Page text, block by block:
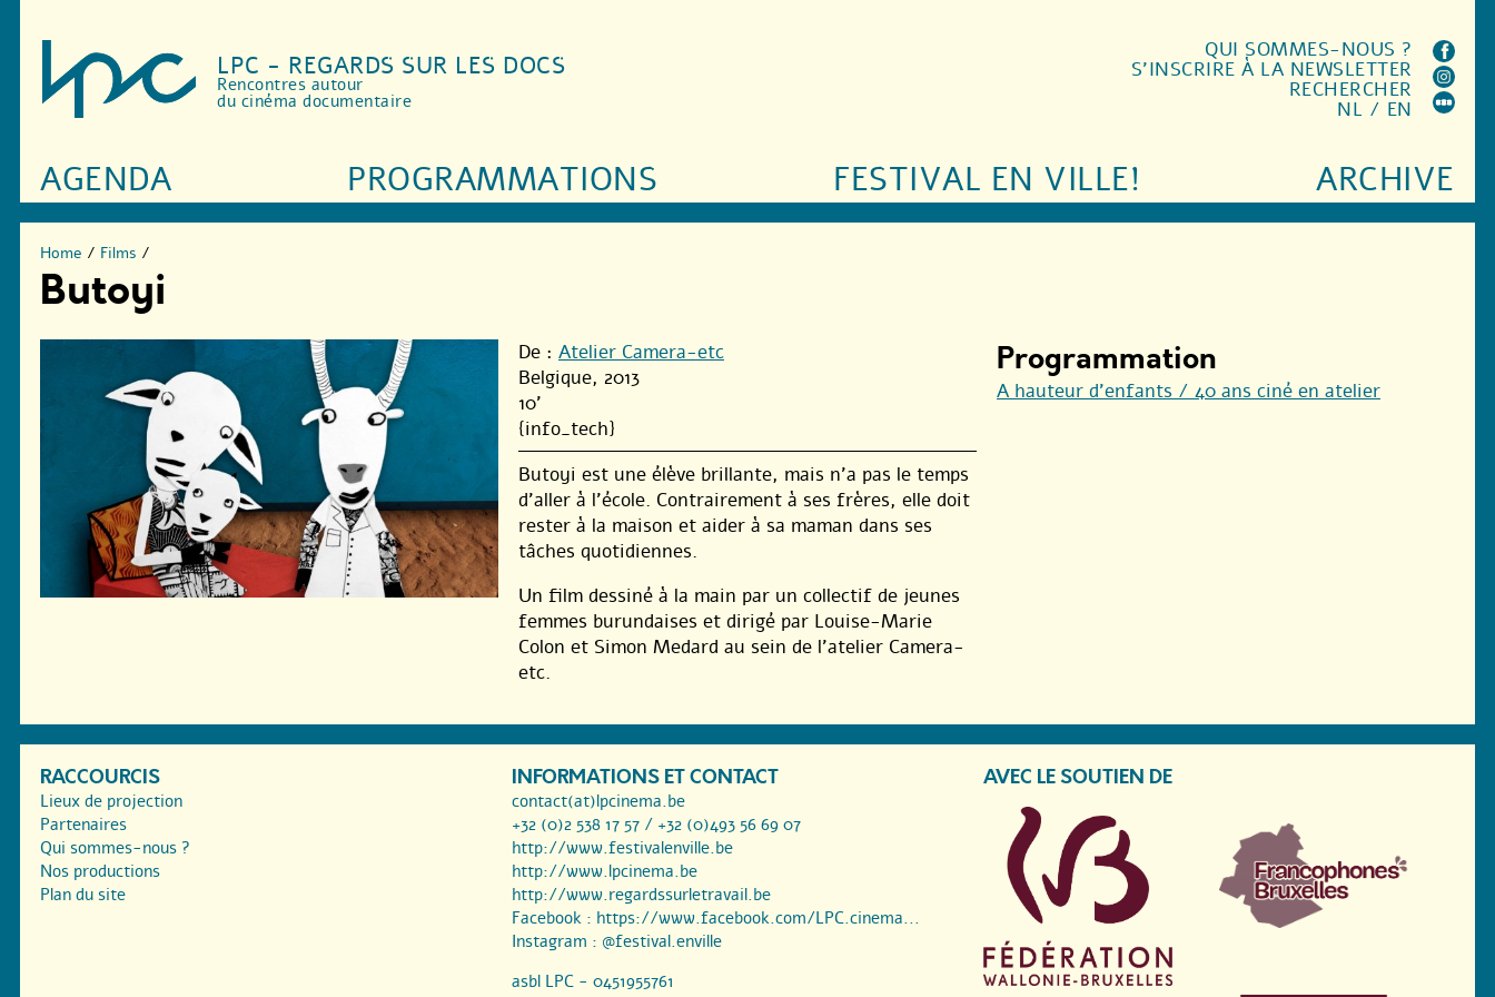
LPC - REGARDS SUR LES DOCS
Rencontres autour
du cinéma documentaire
AGENDA PROGRAMMATIONS FESTIVAL EN VILLE! ARCHIVE
QUI SOMMES-NOUS ?
S'INSCRIRE À LA NEWSLETTER
RECHERCHER
NL / EN
Home / Films /
Butoyi
De : Atelier Camera-etc
Belgique, 2013
10'
{info_tech}
Butoyi est une élève brillante, mais n’a pas le temps
d’aller à l’école. Contrairement à ses frères, elle doit
rester à la maison et aider à sa maman dans ses
tâches quotidiennes.
Un film dessiné à la main par un collectif de jeunes
femmes burundaises et dirigé par Louise-Marie
Colon et Simon Medard au sein de l’atelier Camera-
etc.
Programmation
A hauteur d’enfants / 40 ans ciné en atelier
RACCOURCIS
Lieux de projection
Partenaires
Qui sommes-nous ?
Nos productions
Plan du site
INFORMATIONS ET CONTACT
contact(at)lpcinema.be
+32 (0)2 538 17 57 / +32 (0)493 56 69 07
http://www.festivalenville.be
http://www.lpcinema.be
http://www.regardssurletravail.be
Facebook : https://www.facebook.com/LPC.cinema...
Instagram : @festival.enville
asbl LPC - 0451955761
AVEC LE SOUTIEN DE